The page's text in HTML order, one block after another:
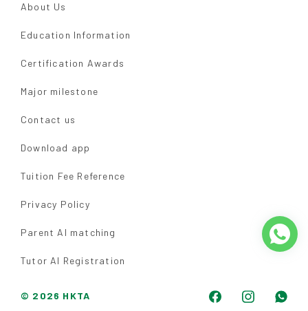
About Us
Education Information
Certification Awards
Major milestone
Contact us
Download app
Tuition Fee Reference
Privacy Policy
Parent AI matching
Tutor AI Registration
© 2026 HKTA